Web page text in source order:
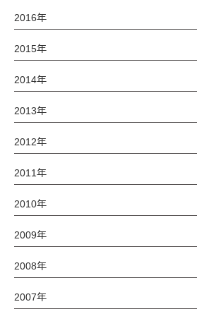
2016年
2015年
2014年
2013年
2012年
2011年
2010年
2009年
2008年
2007年